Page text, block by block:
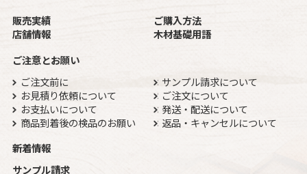
販売実績
ご購入方法
店舗情報
木材基礎用語
ご注意とお願い
ご注文前に
サンプル請求について
お見積り依頼について
ご注文について
お支払いについて
発送・配送について
商品到着後の検品のお願い
返品・キャンセルについて
新着情報
サンプル請求